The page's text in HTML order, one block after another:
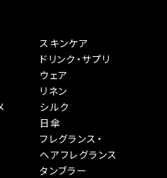
スキンケア
ドリンク・サプリ
ウェア
リネン
シルク
日傘
フレグランス・
ヘアフレグランス
タンブラー